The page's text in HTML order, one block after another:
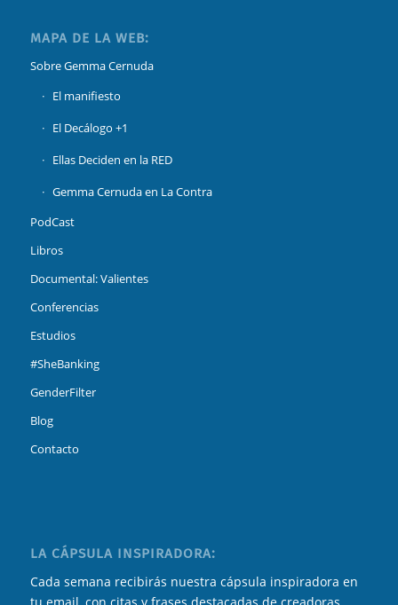
MAPA DE LA WEB:
Sobre Gemma Cernuda
El manifiesto
El Decálogo +1
Ellas Deciden en la RED
Gemma Cernuda en La Contra
PodCast
Libros
Documental: Valientes
Conferencias
Estudios
#SheBanking
GenderFilter
Blog
Contacto
LA CÁPSULA INSPIRADORA:
Cada semana recibirás nuestra cápsula inspiradora en